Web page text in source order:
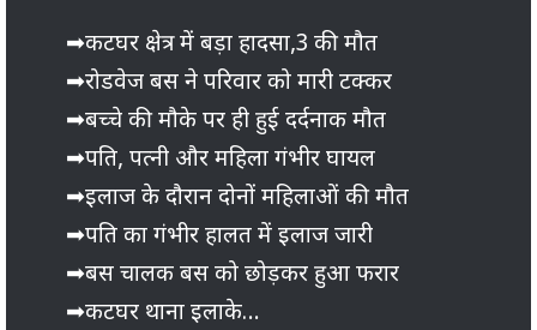
➡कटघर क्षेत्र में बड़ा हादसा,3 की मौत
➡रोडवेज बस ने परिवार को मारी टक्कर
➡बच्चे की मौके पर ही हुई दर्दनाक मौत
➡पति, पत्नी और महिला गंभीर घायल
➡इलाज के दौरान दोनों महिलाओं की मौत
➡पति का गंभीर हालत में इलाज जारी
➡बस चालक बस को छोड़कर हुआ फरार
➡कटघर थाना इलाके…